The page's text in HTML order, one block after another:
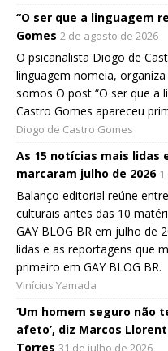
“O ser que a linguagem
Gomes 2 de agosto de 2026
O psicanalista Diogo de
linguagem nomeia,
somos O post “O ser que a
Castro Gomes apareceu
Diogo de Castro Gomes
As 15 notícias mais lidas
marcaram julho de 2026
Balanço editorial reúne
culturais antes das 10
GAY BLOG BR em julho de
lidas e as reportagens que
primeiro em GAY BLOG BR.
Vinícius Yamada
‘Um homem seguro não
afeto’, diz Marcos
Torres 31 de julho de 2026